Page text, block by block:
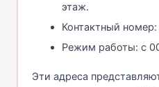
этаж.
Контактный
Режим работы: с
Эти адреса